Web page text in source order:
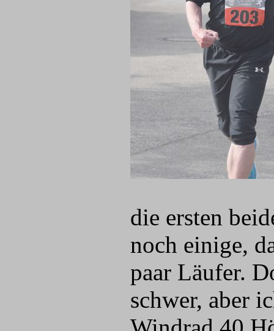
die ersten
noch einige,
paar Läufer.
schwer, aber